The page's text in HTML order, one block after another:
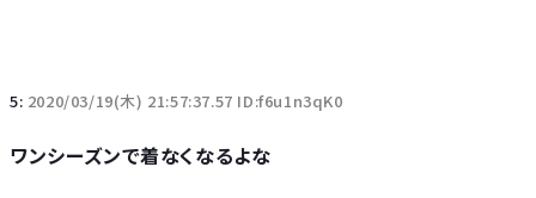
5: 2020/03/19(木) 21:57:37.57 ID:f6u1n3qK0
ワンシーズンで着なくなるよな